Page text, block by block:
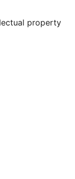
property